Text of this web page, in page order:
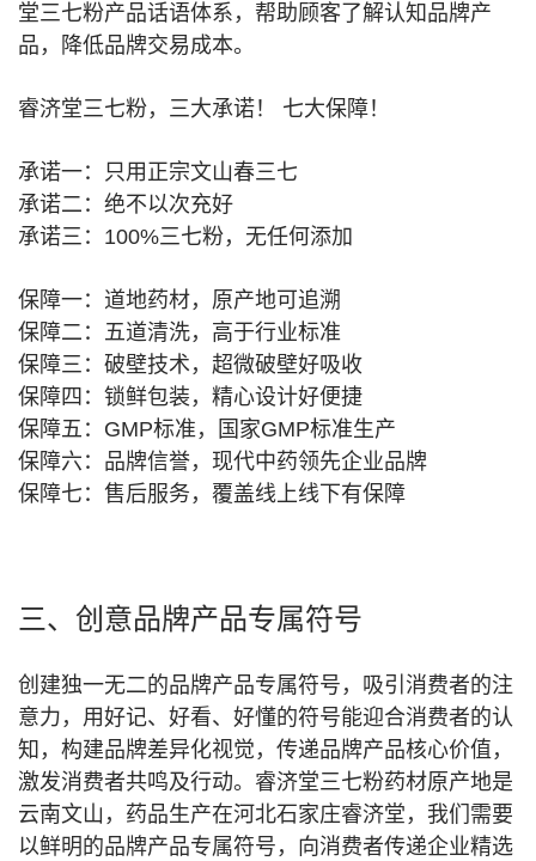
堂三七粉产品话语体系，帮助顾客了解认知品牌产
品，降低品牌交易成本。
睿济堂三七粉，三大承诺！ 七大保障！
承诺一：只用正宗文山春三七
承诺二：绝不以次充好
承诺三：100%三七粉，无任何添加
保障一：道地药材，原产地可追溯
保障二：五道清洗，高于行业标准
保障三：破壁技术，超微破壁好吸收
保障四：锁鲜包装，精心设计好便捷
保障五：GMP标准，国家GMP标准生产
保障六：品牌信誉，现代中药领先企业品牌
保障七：售后服务，覆盖线上线下有保障
三、创意品牌产品专属符号
创建独一无二的品牌产品专属符号，吸引消费者的注
意力，用好记、好看、好懂的符号能迎合消费者的认
知，构建品牌差异化视觉，传递品牌产品核心价值，
激发消费者共鸣及行动。 睿济堂三七粉药材原产地是
云南文山，药品生产在河北石家庄睿济堂，我们需要
以鲜明的品牌产品专属符号，向消费者传递企业精选